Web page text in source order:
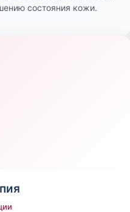
состояния кожи.